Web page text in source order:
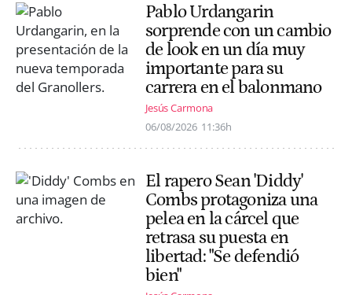
Pablo Urdangarin
sorprende con un cambio
de look en un día muy
importante para su
carrera en el balonmano
Jesús Carmona
06/08/2026 11:36h
El rapero Sean 'Diddy'
Combs protagoniza una
pelea en la cárcel que
retrasa su puesta en
libertad: "Se defendió
bien"